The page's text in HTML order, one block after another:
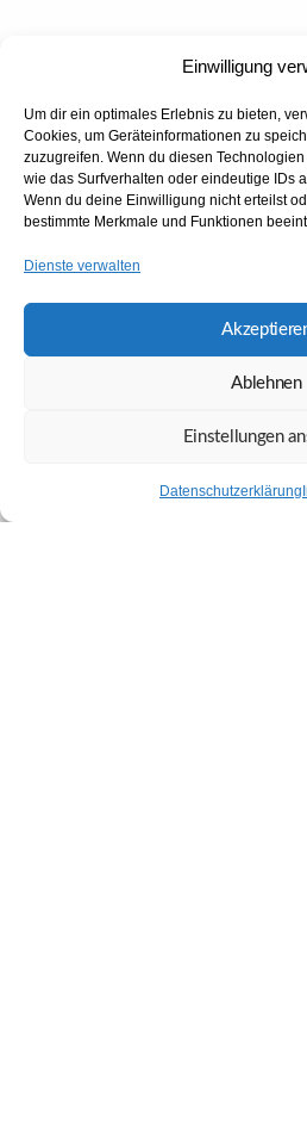
Einwilligung
Um dir ein optimales Erlebnis zu bieten,
Cookies, um Geräteinformationen zu
zuzugreifen. Wenn du diesen
wie das Surfverhalten oder eindeutige IDs
Wenn du deine Einwilligung nicht erteilst
bestimmte Merkmale und Funktionen
Dienste verwalten
Ablehnen
Einstellungen
Datenschutzerklärung